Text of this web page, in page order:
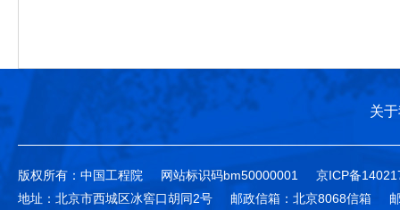
关
版权所有：中国工程院 网站标识码bm50000001
京ICP备
地址：北京市西城区冰窖口胡同2号
邮政信箱：北京8068信箱